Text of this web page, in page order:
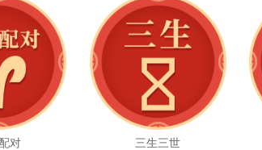
对 三生三世